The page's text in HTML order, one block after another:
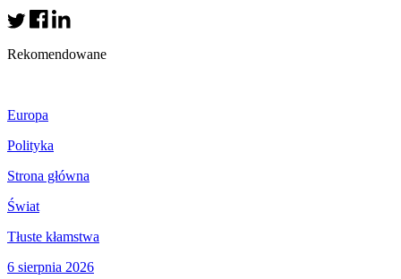
Rekomendowane
Europa
Polityka
Strona główna
Świat
Tłuste kłamstwa
6 sierpnia 2026